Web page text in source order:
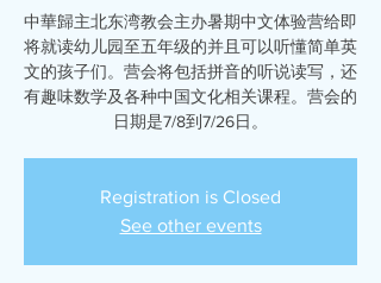
中華歸主北东湾教会主办暑期中文体验营给即
将就读幼儿园至五年级的并且可以听懂简单英
文的孩子们。营会将包括拼音的听说读写，还
有趣味数学及各种中国文化相关课程。营会的
日期是7/8到7/26日。
Registration is Closed
See other events